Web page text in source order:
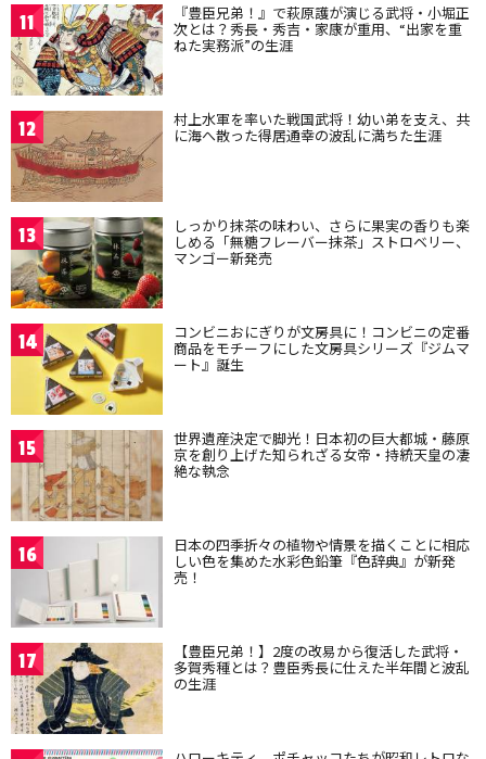
11 『豊臣兄弟！』で萩原護が演じる武将・小堀正
次とは？秀長・秀吉・家康が重用、“出家を重
ねた実務派”の生涯
12 村上水軍を率いた戦国武将！幼い弟を支え、共
に海へ散った得居通幸の波乱に満ちた生涯
13 しっかり抹茶の味わい、さらに果実の香りも楽
しめる「無糖フレーバー抹茶」ストロベリー、
マンゴー新発売
14 コンビニおにぎりが文房具に！コンビニの定番
商品をモチーフにした文房具シリーズ『ジムマ
ート』誕生
15 世界遺産決定で脚光！日本初の巨大都城・藤原
京を創り上げた知られざる女帝・持統天皇の凄
絶な執念
16 日本の四季折々の植物や情景を描くことに相応
しい色を集めた水彩色鉛筆『色辞典』が新発
売！
17 【豊臣兄弟！】2度の改易から復活した武将・
多賀秀種とは？豊臣秀長に仕えた半年間と波乱
の生涯